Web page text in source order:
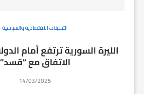
التحليلات الاقتصادية والسياسية
الليرة السورية ترتفع أمام
الاتفاق مع “قسد”
14/03/2025